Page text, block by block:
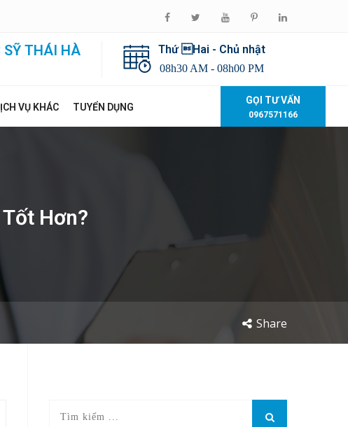
SỸ THÁI HÀ Thứ Hai - Chủ nhật
08h30 AM - 08h00 PM
VỤ KHÁC TUYỂN DỤNG
GỌI TƯ VẤN
0967571166
Hơn?
Share